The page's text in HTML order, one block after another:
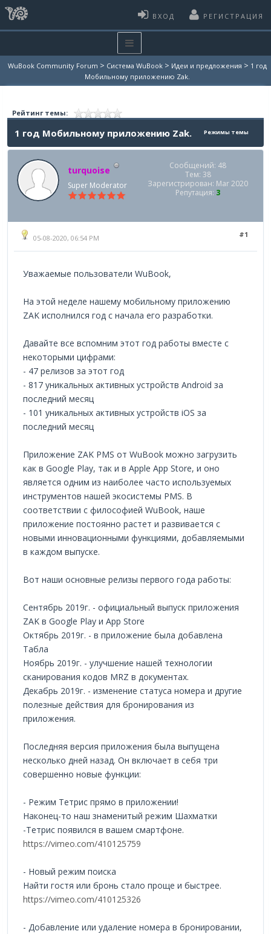
ВХОД РЕГИСТРАЦИЯ
WuBook Community Forum > Система WuBook > Идеи и предложения > 1 год
Мобильному приложению Zak.
Рейтинг темы:
Режимы темы
1 год Мобильному приложению Zak.
turquoise
Super Moderator
Сообщений: 48
Тем: 38
Зарегистрирован: Mar 2020
Репутация: 3
#1
05-08-2020, 06:54 PM
Уважаемые пользователи WuBook,
На этой неделе нашему мобильному приложению
ZAK исполнился год с начала его разработки.
Давайте все вспомним этот год работы вместе с
некоторыми цифрами:
- 47 релизов за этот год
- 817 уникальных активных устройств Android за
последний месяц
- 101 уникальных активных устройств iOS за
последний месяц
Приложение ZAK PMS от WuBook можно загрузить
как в Google Play, так и в Apple App Store, и оно
является одним из наиболее часто используемых
инструментов нашей экосистемы PMS. В
соответствии с философией WuBook, наше
приложение постоянно растет и развивается с
новыми инновационными функциями, добавляемыми
в каждом выпуске.
Вот наши основные релизы первого года работы:
Сентябрь 2019г. - официальный выпуск приложения
ZAK в Google Play и App Store
Октябрь 2019г. - в приложение была добавлена
Табла
Ноябрь 2019г. - улучшение нашей технологии
сканирования кодов MRZ в документах.
Декабрь 2019г. - изменение статуса номера и другие
полезные действия для бронирования из
приложения.
Последняя версия приложения была выпущена
несколько дней назад. Он включает в себя три
совершенно новые функции:
- Режим Тетрис прямо в приложении!
Наконец-то наш знаменитый режим Шахматки
-Тетрис появился в вашем смартфоне.
https://vimeo.com/410125759
- Новый режим поиска
Найти гостя или бронь стало проще и быстрее.
https://vimeo.com/410125326
- Добавление или удаление номера в бронировании,